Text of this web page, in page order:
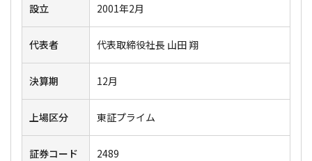
設立 2001年2月
代表者 代表取締役社長 山田 翔
決算期 12月
上場区分 東証プライム
証券コード 2489